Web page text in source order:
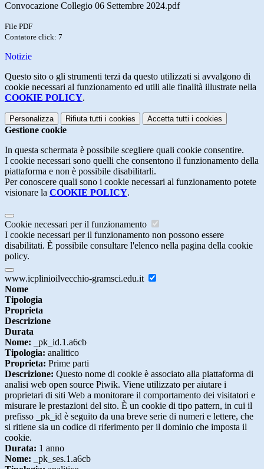
Convocazione Collegio 06 Settembre 2024.pdf
File PDF
Contatore click: 7
Notizie
Questo sito o gli strumenti terzi da questo utilizzati si avvalgono di
cookie necessari al funzionamento ed utili alle finalità illustrate nella
COOKIE POLICY.
Personalizza Rifiuta tutti i cookies Accetta tutti i cookies
Gestione cookie
In questa schermata è possibile scegliere quali cookie consentire.
I cookie necessari sono quelli che consentono il funzionamento della
piattaforma e non è possibile disabilitarli.
Per conoscere quali sono i cookie necessari al funzionamento potete
visionare la COOKIE POLICY.
Cookie necessari per il funzionamento
I cookie necessari per il funzionamento non possono essere
disabilitati. È possibile consultare l'elenco nella pagina della cookie
policy.
www.icplinioilvecchio-gramsci.edu.it
Nome
Tipologia
Proprieta
Descrizione
Durata
Nome: _pk_id.1.a6cb
Tipologia: analitico
Proprieta: Prime parti
Descrizione: Questo nome di cookie è associato alla piattaforma di
analisi web open source Piwik. Viene utilizzato per aiutare i
proprietari di siti Web a monitorare il comportamento dei visitatori e
misurare le prestazioni del sito. È un cookie di tipo pattern, in cui il
prefisso _pk_id è seguito da una breve serie di numeri e lettere, che
si ritiene sia un codice di riferimento per il dominio che imposta il
cookie.
Durata: 1 anno
Nome: _pk_ses.1.a6cb